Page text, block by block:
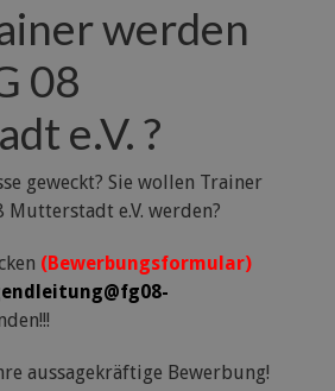
werden
08
e.V. ?
geweckt? Sie wollen Trainer
Mutterstadt e.V. werden?
(Bewerbungsformular)
aussagekräftige Bewerbung!